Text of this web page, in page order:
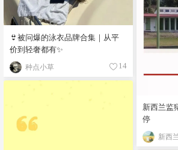
👙被问爆的泳衣品牌合集｜从平
价到轻奢都有✨
种点小草 14
新西兰监
停
新西